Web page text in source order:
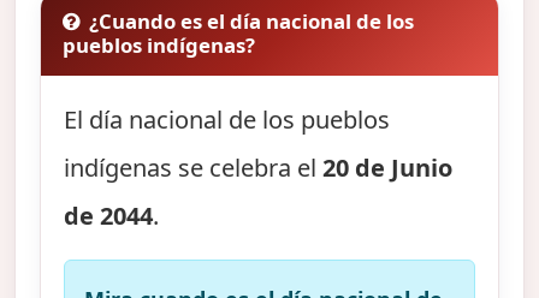
¿Cuando es el día nacional de los
pueblos indígenas?
El día nacional de los pueblos
indígenas se celebra el20 de Junio
de 2044.